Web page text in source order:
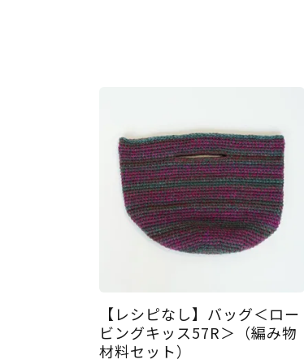
【レシピなし】バッグ＜ロー
ビングキッス57R＞（編み物
材料セット）